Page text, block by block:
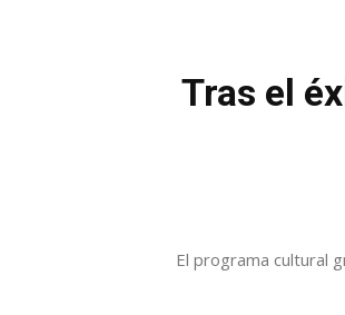
Tras el
El programa cultural